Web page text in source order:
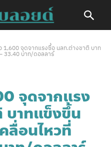
1,600 จุดจากแรงซื้อ นลท.ต่างชาติ บาท
33.40 บาท/ดอลลาร์
จุดจากแรง
บาทแข็งขึ้น
ลื่อนไหวที่